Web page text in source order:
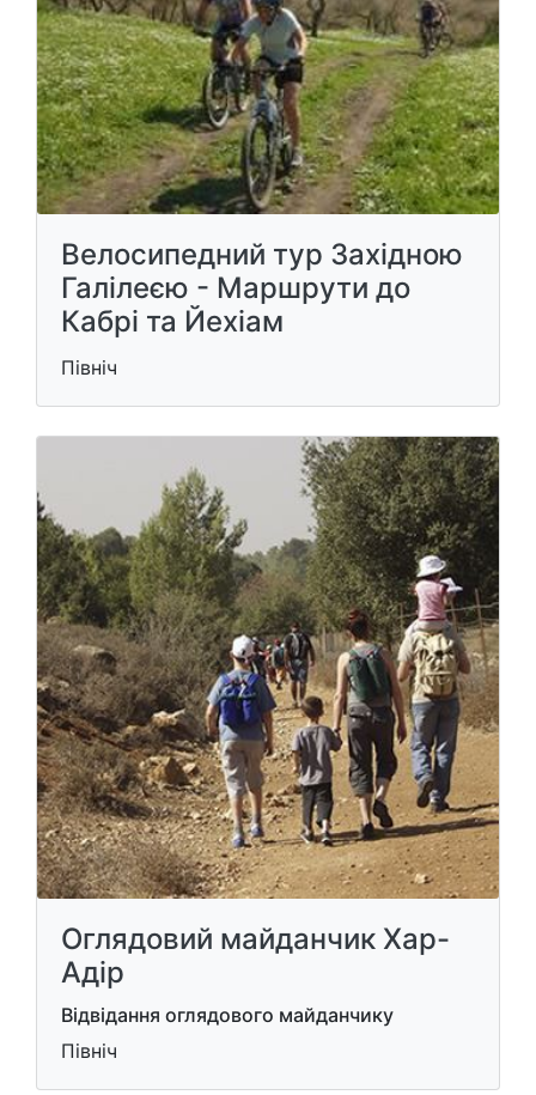
Велосипедний тур Західною
Галілеєю - Маршрути до
Кабрі та Йехіам
Північ
Оглядовий майданчик Хар-
Адір
Відвідання оглядового майданчику
Північ